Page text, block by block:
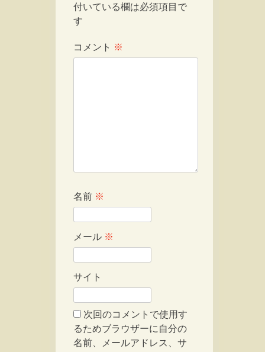
付いている欄は必須項目で
す
コメント ※
名前 ※
メール ※
サイト
次回のコメントで使用す
るためブラウザーに自分の
名前、メールアドレス、サ